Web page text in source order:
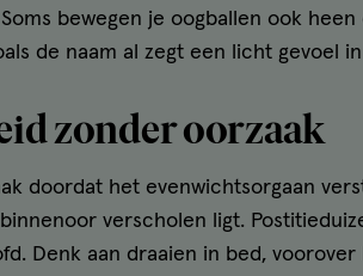
bewegen je oogballen ook
de naam al zegt een licht gevoel
zonder oorzaak
doordat het evenwichtsorgaan
verscholen ligt.
Denk aan draaien in bed,